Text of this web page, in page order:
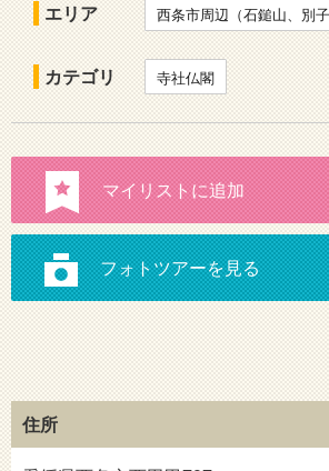
エリア 西条市周辺（石鎚山、別子
カテゴリ 寺社仏閣
住所